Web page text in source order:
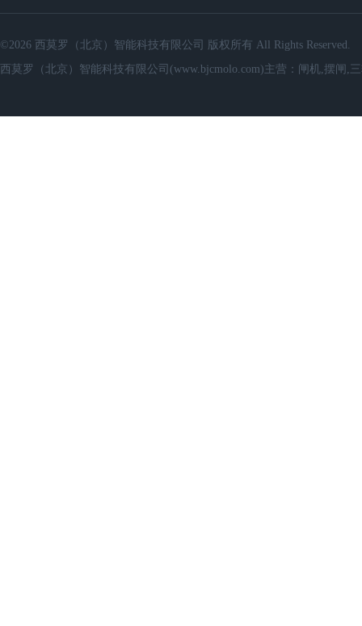
©2026 西莫罗（北京）智能科技有限公司 版权所有 All Rights Reserved.
西莫罗（北京）智能科技有限公司(www.bjcmolo.com)主营：闸机,摆闸,